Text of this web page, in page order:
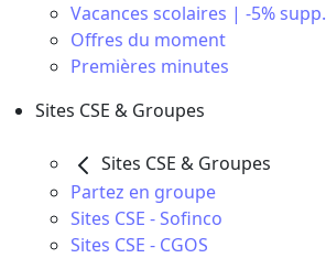
Vacances scolaires | -5% supp.
Offres du moment
Premières minutes
Sites CSE & Groupes
Sites CSE & Groupes
Partez en groupe
Sites CSE - Sofinco
Sites CSE - CGOS